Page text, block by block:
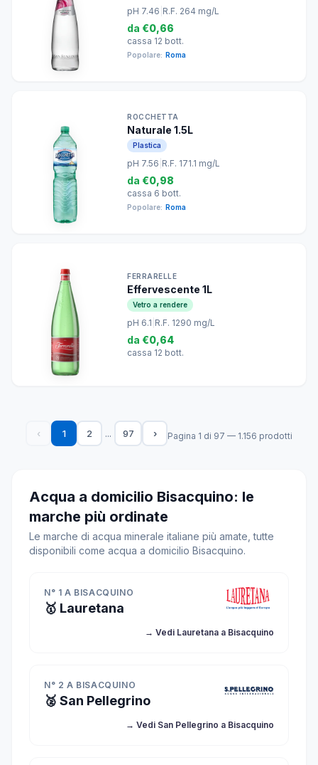
pH 7.46 R.F. 264 mg/L
da €0,66
cassa 12 bott.
Popolare: Roma
ROCCHETTA
Naturale 1.5L
Plastica
pH 7.56 R.F. 171.1 mg/L
da €0,98
cassa 6 bott.
Popolare: Roma
FERRARELLE
Effervescente 1L
Vetro a rendere
pH 6.1 R.F. 1290 mg/L
da €0,64
cassa 12 bott.
‹ 1 2 ... 97 › Pagina 1 di 97 — 1.156 prodotti
Acqua a domicilio Bisacquino: le
marche più ordinate
Le marche di acqua minerale italiane più amate, tutte
disponibili come acqua a domicilio Bisacquino.
N° 1 A BISACQUINO
🥇 Lauretana
→ Vedi Lauretana a Bisacquino
N° 2 A BISACQUINO
🥈 San Pellegrino
→ Vedi San Pellegrino a Bisacquino